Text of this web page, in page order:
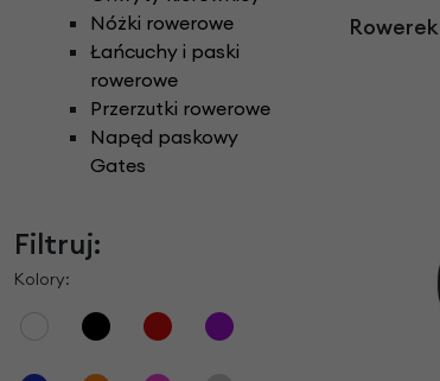
Nóżki rowerowe
Łańcuchy i paski
rowerowe
Przerzutki rowerowe
Napęd paskowy
Gates
Filtruj:
Kolory: